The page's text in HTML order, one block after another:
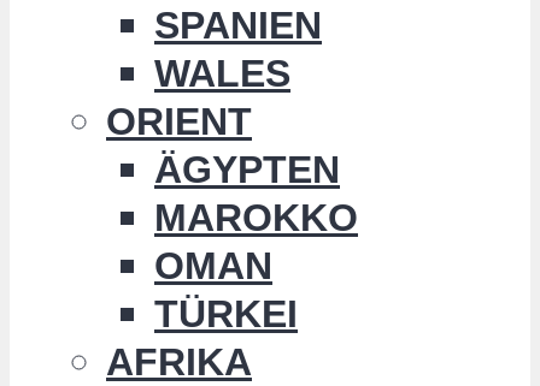
SPANIEN
WALES
ORIENT
ÄGYPTEN
MAROKKO
OMAN
TÜRKEI
AFRIKA